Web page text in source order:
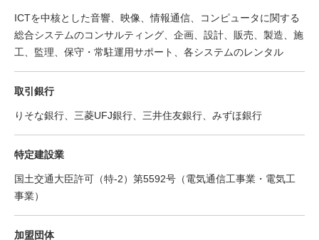
ICTを中核とした音響、映像、情報通信、コンピュータに関する
総合システムのコンサルティング、企画、設計、販売、製造、施
工、監理、保守・常駐運用サポート、各システムのレンタル
取引銀行
りそな銀行、三菱UFJ銀行、三井住友銀行、みずほ銀行
特定建設業
国土交通大臣許可（特-2）第5592号（電気通信工事業・電気工
事業）
加盟団体